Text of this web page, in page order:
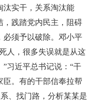
汰实干，关系淘汰能
，践踏党内民主，阻碍
必须予以破除。邓小平
人，很多失误就是从这
习近平总书记说：“干
臣。有的干部信奉拉帮
、找门路，分析某某是